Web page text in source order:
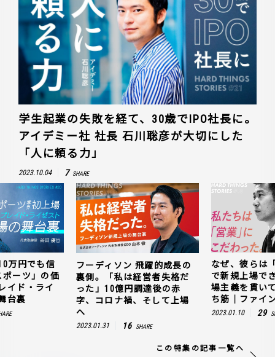
学生起業の失敗を経て、30歳でIPO社長に。
アイデミー社 社長 石川聡彦が大切にした
「人に頼る力」
2023.10.04 7 SHARE
万円でも信
ーツ」の価
イド・ライ
台裏
フーディソン 飛躍的成長の
裏側。「私は経営者失格だ
った」10億円調達後の赤
字、コロナ禍、そして上場
へ
2023.01.31 16 SHARE
なぜ、彼らは
で新規上場で
場主義を貫い
ち筋｜ファイ
2023.01.10 29
この特集の記事一覧へ